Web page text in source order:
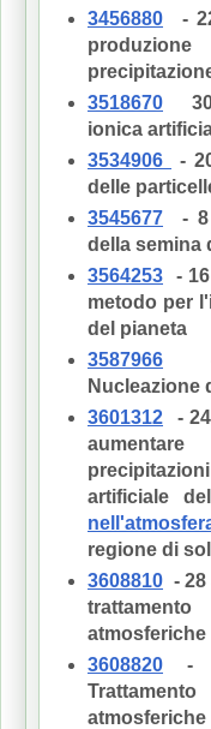
3456880 -
3518670 30
ionica
3534906
-
delle
3545677 - 8
della semina
3564253 -
metodo per
del pianeta
3587966 -
Nucleazione
3601312 -
artificiale
regione di
3608810 -
atmosferiche
3608820 -